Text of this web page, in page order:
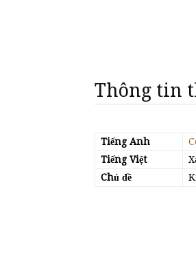
Thông tin
Tiếng Anh
Tiếng Việt
Chủ đề